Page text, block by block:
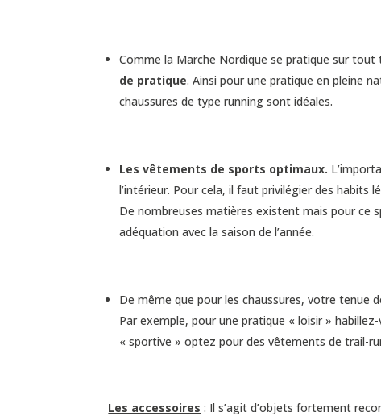
Comme la Marche Nordique se pratique sur
de pratique. Ainsi pour une pratique en pleine
chaussures de type running sont idéales.
Les vêtements de sports optimaux.
l’intérieur. Pour cela, il faut privilégier des
De nombreuses matières existent mais pour ce
adéquation avec la saison de l’année.
De même que pour les chaussures, votre tenue
Par exemple, pour une pratique « loisir »
« sportive » optez pour des vêtements de trail-
Les accessoires : Il s’agit d’objets fortement